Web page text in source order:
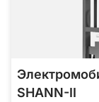
SHANN-II